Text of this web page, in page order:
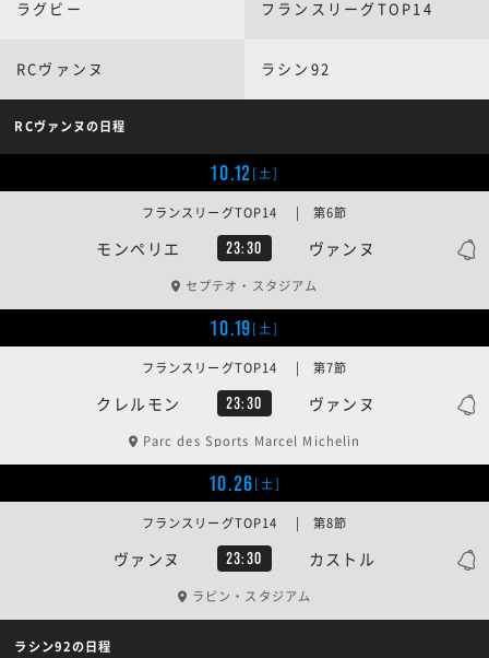
ラグビー フランスリーグTOP14
RCヴァンヌ ラシン92
RCヴァンヌの日程
10.12[土]
モンペリエ 23:30 ヴァンヌ
フランスリーグTOP14 | 第6節
セプテオ・スタジアム
10.19[土]
クレルモン 23:30 ヴァンヌ
フランスリーグTOP14 | 第7節
Parc des Sports Marcel Michelin
10.26[土]
ヴァンヌ 23:30 カストル
フランスリーグTOP14 | 第8節
ラビン・スタジアム
ラシン92の日程